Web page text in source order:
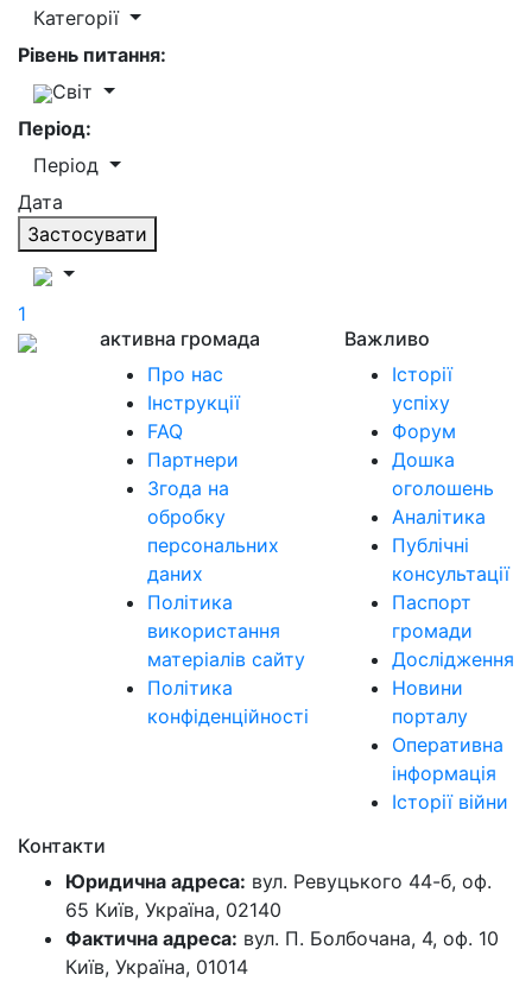
Категорії
Рівень питання:
Світ
Період:
Період
Дата
Застосувати
1
активна громада
Про нас
Інструкції
FAQ
Партнери
Згода на
обробку
персональних
даних
Політика
використання
матеріалів сайту
Політика
конфіденційності
Важливо
Історії
успіху
Форум
Дошка
оголошень
Аналітика
Публічні
консультації
Паспорт
громади
Дослідження
Новини
порталу
Оперативна
інформація
Історії війни
Контакти
Юридична адреса: вул. Ревуцького 44-б, оф.
65 Київ, Україна, 02140
Фактична адреса: вул. П. Болбочана, 4, оф. 10
Київ, Україна, 01014